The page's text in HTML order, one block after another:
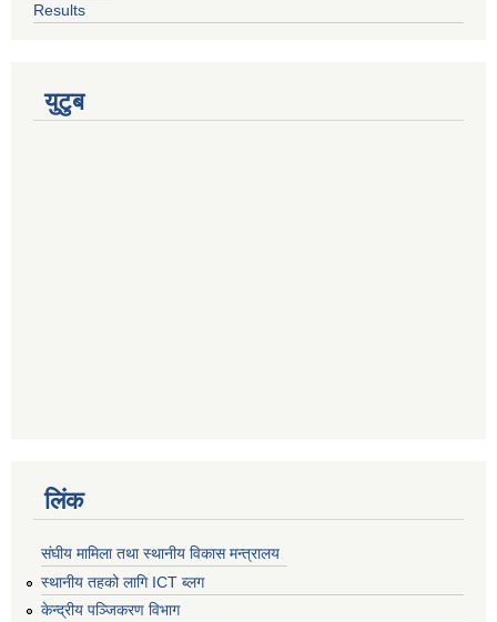
Results
युटुब
लिंक
संघीय मामिला तथा स्थानीय विकास मन्त्रालय
स्थानीय तहको लागि ICT ब्लग
केन्द्रीय पञ्जिकरण विभाग